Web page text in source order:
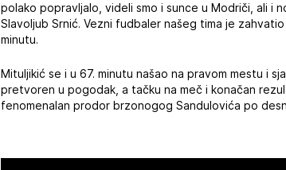
polako popravljalo, videli smo i sunce u Modriči, ali i
Slavoljub Srnić. Vezni fudbaler našeg tima je
minutu.
Mituljikić se i u 67. minutu našao na pravom mestu i
pretvoren u pogodak, a tačku na meč i konačan
fenomenalan prodor brzonogog Sandulovića po